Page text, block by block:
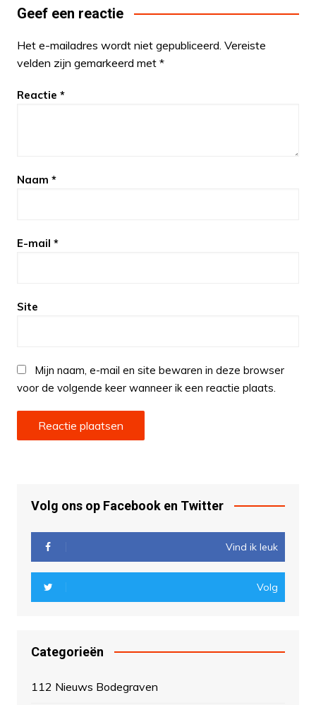
Geef een reactie
Het e-mailadres wordt niet gepubliceerd. Vereiste
velden zijn gemarkeerd met *
Reactie *
Naam *
E-mail *
Site
Mijn naam, e-mail en site bewaren in deze browser
voor de volgende keer wanneer ik een reactie plaats.
Volg ons op Facebook en Twitter
Vind ik leuk
Volg
Categorieën
112 Nieuws Bodegraven